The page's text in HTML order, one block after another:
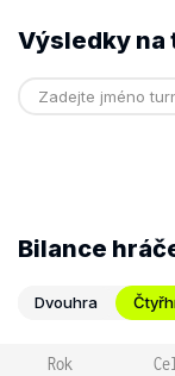
Výsledky na
Bilance
Dvouhra
Rok